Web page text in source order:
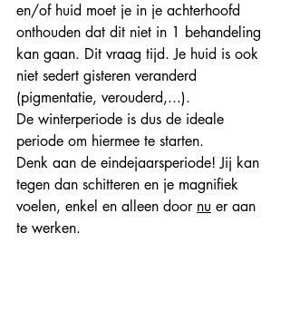
en/of huid moet je in je achterhoofd
onthouden dat dit niet in 1 behandeling
kan gaan. Dit vraag tijd. Je huid is ook
niet sedert gisteren veranderd
(pigmentatie, verouderd,...).
De winterperiode is dus de ideale
periode om hiermee te starten.
Denk aan de eindejaarsperiode! Jij kan
tegen dan schitteren en je magnifiek
voelen, enkel en alleen door nu er aan
te werken.